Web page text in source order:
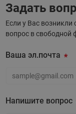
Источники
пике
Подробнее.
Задать
Если у Вас
вопрос в свободной
Ваша эл.почта
Напишите вопрос